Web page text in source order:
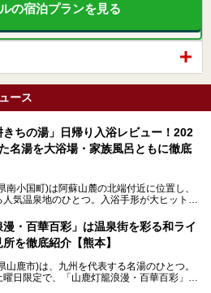
の宿泊プランを見る
ース
ちの湯」日帰り入浴レビュー！202
名湯を大浴場・家族風呂ともに徹底
南小国町)は阿蘇山麓の北端付近に位置し、
人気温泉地のひとつ。入浴手形が大ヒット
(こうきち)の湯」は露天風呂を持たないもの
たが、2024年10月に営業再開。数多くの
目される名湯です。
漫・百華百彩」は温泉街を彩る和ライ
を徹底紹介【熊本】
山鹿市)は、九州を代表する名湯のひとつ。
日限定で、「山鹿灯籠浪漫・百華百彩」